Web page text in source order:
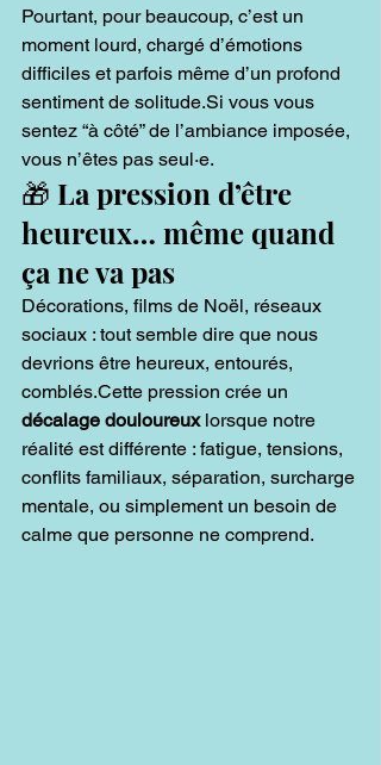
Pourtant, pour beaucoup, c’est un
moment lourd, chargé d’émotions
difficiles et parfois même d’un profond
sentiment de solitude.Si vous vous
sentez “à côté” de l’ambiance imposée,
vous n’êtes pas seul·e.
🎁 La pression d’être
heureux… même quand
ça ne va pas
Décorations, films de Noël, réseaux
sociaux : tout semble dire que nous
devrions être heureux, entourés,
comblés.Cette pression crée un
décalage douloureux lorsque notre
réalité est différente : fatigue, tensions,
conflits familiaux, séparation, surcharge
mentale, ou simplement un besoin de
calme que personne ne comprend.